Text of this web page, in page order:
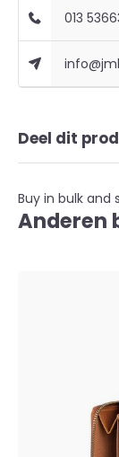
013
Deel dit
Buy in bulk and
Anderen